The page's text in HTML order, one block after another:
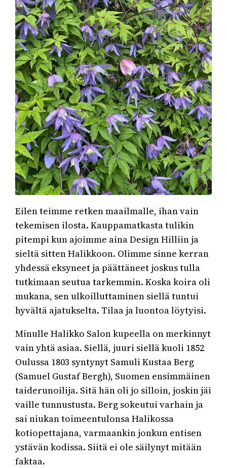
Eilen teimme retken maailmalle, ihan vain
tekemisen ilosta. Kauppamatkasta tulikin
pitempi kun ajoimme aina Design Hilliin ja
sieltä sitten Halikkoon. Olimme sinne kerran
yhdessä eksyneet ja päättäneet joskus tulla
tutkimaan seutua tarkemmin. Koska koira oli
mukana, sen ulkoilluttaminen siellä tuntui
hyvältä ajatukselta. Tilaa ja luontoa löytyisi.
Minulle Halikko Salon kupeella on merkinnyt
vain yhtä asiaa. Siellä, juuri siellä kuoli 1852
Oulussa 1803 syntynyt Samuli Kustaa Berg
(Samuel Gustaf Bergh), Suomen ensimmäinen
taiderunoilija. Sitä hän oli jo silloin, joskin jäi
vaille tunnustusta. Berg sokeutui varhain ja
sai niukan toimeentulonsa Halikossa
kotiopettajana, varmaankin jonkun entisen
ystävän kodissa. Siitä ei ole säilynyt mitään
faktaa.